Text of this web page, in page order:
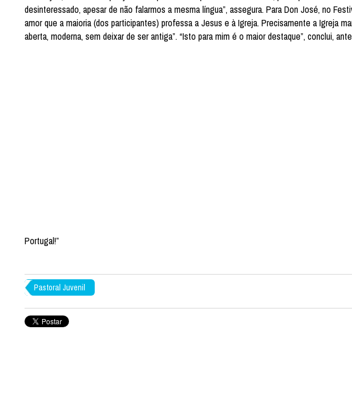
desinteressado, apesar de não falarmos a mesma língua”, assegura. Para Don José, no
amor que a maioria (dos participantes) professa a Jesus e à Igreja. Precisamente a Igreja
aberta, moderna, sem deixar de ser antiga”. “Isto para mim é o maior destaque”, conclui,
Portugal!”
Pastoral Juvenil